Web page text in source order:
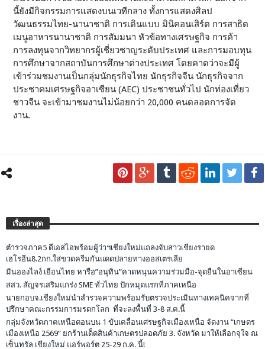
นี้ยังมีกิจกรรมการแสดงบนเวทีกลาง ทั้งการแสดงศิลป
วัฒนธรรมไทย-นานาชาติ การเดินแบบ มินิคอนเสิร์ต การสาธิต
เมนูอาหารนานาชาติ การสัมมนา หัวข้อทางเศรษฐกิจ การค้า
การลงทุนจากวิทยากรผู้เชี่ยวชาญระดับประเทศ และการมอบทุน
การศึกษาจากสถาบันการศึกษาต่างประเทศ โดยคาดว่าจะมีผู้
เข้าร่วมชมงานเป็นกลุ่มนักธุรกิจไทย นักธุรกิจจีน นักธุรกิจจาก
ประชาคมเศรษฐกิจอาเซียน (AEC) ประชาชนทั่วไป นักท่องเที่ยว
ชาวจีน จะเข้ามาชมงานไม่น้อยกว่า 20,000 คนตลอดการจัด
งาน.
เรื่องล่าสุด
ตำรวจภาค5 ดีเอสไอพร้อมผู้ว่าฯเชียงใหม่แถลงจับสาวเชียงรายด
เฮโรอีน8.2กก.ใส่ขวดครีมกันแดดปลายทางออสเตรเลีย
มินอองไลง์ เยือนไทย หารือ”อนุทิน”คาดหนุนความร่วมมือ-จุดยืนในอาเซียน
สสว. สัญจรเสริมแกร่ง SME ทั่วไทย ปักหมุดแรกที่ภาคเหนือ
นายกอบจ.เชียงใหม่นำสำรวจความพร้อมรับตรวจประเมินทางเทคนิคจากที่
ปรึกษาคณะกรรมการมรดกโลก ที่จะลงพื้นที่ 3-8 ส.ค.นี้
กลุ่มจังหวัดภาคเหนือตอนบน 1 ขับเคลื่อนเศรษฐกิจเมืองเหนือ จัดงาน “เกษตร
เมืองเหนือ 2569” ยกร้านเด็ดสินค้าเกษตรปลอดภัย 3. จังหวัด มาให้เลือกจุใจ ณ
เซ็นทรัล เชียงใหม่ แอร์พอร์ต 25-29 ก.ค. นี้!